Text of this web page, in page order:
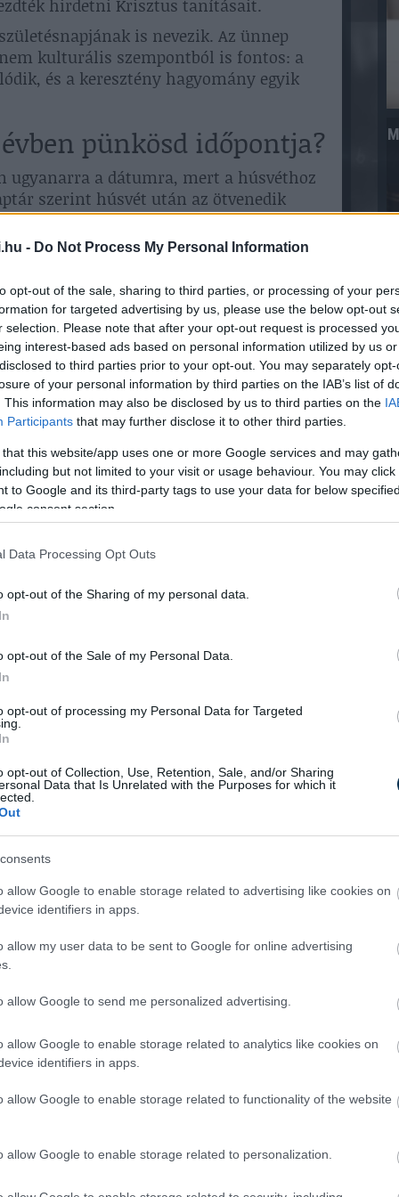
- Do Not Process My Personal Information
opt-out of the sale, sharing to third parties, or processing of your
for targeted advertising by us, please use the below opt-out
selection. Please note that after your opt-out request is processed
interest-based ads based on personal information utilized by us
to third parties prior to your opt-out. You may separately
of your personal information by third parties on the IAB’s list of
This information may also be disclosed by us to third parties on the
Participants that may further disclose it to other third parties.
that this website/app uses one or more Google services and may
but not limited to your visit or usage behaviour. You may
to Google and its third-party tags to use your data for below
consent section.
Data Processing Opt Outs
opt-out of the Sharing of my personal data.
opt-out of the Sale of my Personal Data.
opt-out of processing my Personal Data for Targeted
opt-out of Collection, Use, Retention, Sale, and/or Sharing
Data that Is Unrelated with the Purposes for which it
allow Google to enable storage related to advertising like cookies on
identifiers in apps.
allow my user data to be sent to Google for online advertising
allow Google to send me personalized advertising.
allow Google to enable storage related to analytics like cookies on
identifiers in apps.
allow Google to enable storage related to functionality of the website
allow Google to enable storage related to personalization.
hirdetni Krisztus tanításait.
is nevezik. Az ünnep
kulturális szempontból is fontos: a
és a keresztény hagyomány egyik
pünkösd időpontja?
ugyanarra a dátumra, mert a húsvéthoz
szerint húsvét után az ötvenedik
a húsvét időpontja változik, akkor vele
után hét héttel következik, a
fordulhat elő, hogy egyik évben
az ünnep.
munkaszüneti
fontos, mert munkaszüneti nap. Ez
hiszen a pünkösdi hétvége
áll.
utazások, családi programok és tavaszi
ilyenkor keresnek szállást,
vagy rövid belföldi utakat.
várhatóan szintén gyakori keresés lesz,
jelentésére, hanem a szabadnapok
pünkösdkor
hagyomány is kapcsolódik. Ilyen
régen ügyességi próbákhoz,
A győztes egy időre különleges
is, amely főként a
és jókívánságokhoz kapcsolódott. A